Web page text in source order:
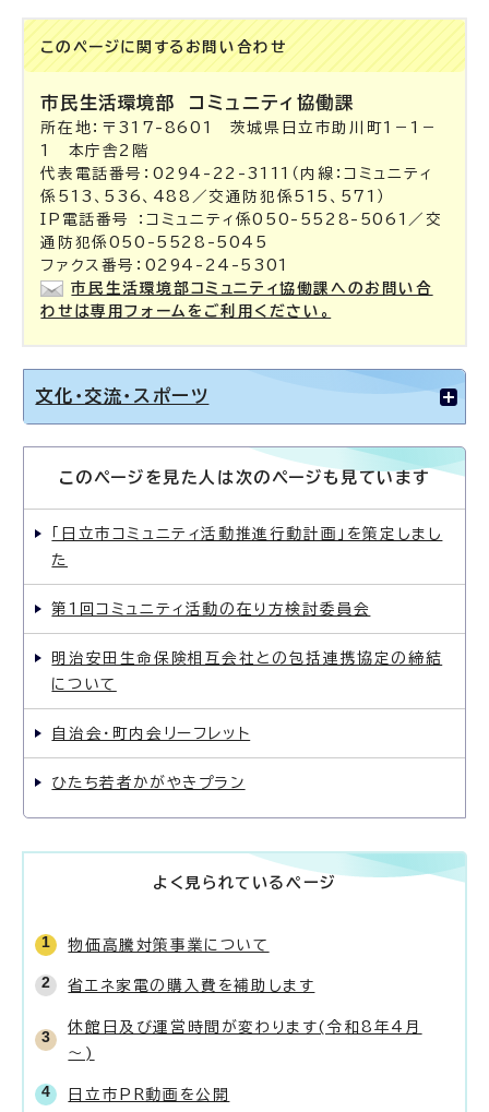
このページに関する お問い合わせ
市民生活環境部 コミュニティ協働課
所在地：〒317-8601 茨城県日立市助川町1－1－
1 本庁舎2階
代表電話番号：0294-22-3111（内線：コミュニティ
係513、536、488／交通防犯係515、571）
IP電話番号 ：コミュニティ係050-5528-5061／交
通防犯係050-5528-5045
ファクス番号：0294-24-5301
市民生活環境部コミュニティ協働課へのお問い合
わせは専用フォームをご利用ください。
文化・交流・スポーツ
このページを見た人は次のページも見ています
「日立市コミュニティ活動推進行動計画」を策定しまし
た
第1回コミュニティ活動の在り方検討委員会
明治安田生命保険相互会社との包括連携協定の締結
について
自治会・町内会リーフレット
ひたち若者かがやきプラン
よく見られているページ
物価高騰対策事業について
省エネ家電の購入費を補助します
休館日及び運営時間が変わります(令和8年4月
～)
日立市PR動画を公開